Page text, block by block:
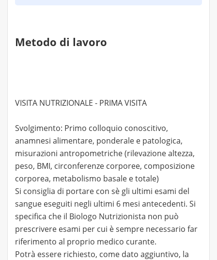
Metodo di lavoro
VISITA NUTRIZIONALE - PRIMA VISITA
Svolgimento: Primo colloquio conoscitivo,
anamnesi alimentare, ponderale e patologica,
misurazioni antropometriche (rilevazione altezza,
peso, BMI, circonferenze corporee, composizione
corporea, metabolismo basale e totale)
Si consiglia di portare con sè gli ultimi esami del
sangue eseguiti negli ultimi 6 mesi antecedenti. Si
specifica che il Biologo Nutrizionista non può
prescrivere esami per cui è sempre necessario far
riferimento al proprio medico curante.
Potrà essere richiesto, come dato aggiuntivo, la